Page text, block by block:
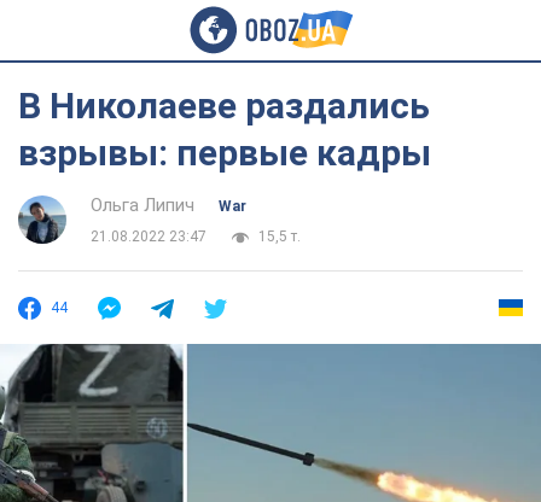
В Николаеве раздались
взрывы: первые кадры
Ольга Липич
War
21.08.2022 23:47
15,5 т.
44